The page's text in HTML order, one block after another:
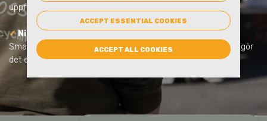
uppfylla lagkrav och visa upp.
✓ Ni gör hållbarhet till en del av undervisningen
Smarta miljömöbler och kärl, tydliga skyltar och utbildningar gör
det enkelt för eleverna att delta i hållbarhetsarbetet.
ACCEPT ESSENTIAL COOKIES
ACCEPT ALL COOKIES